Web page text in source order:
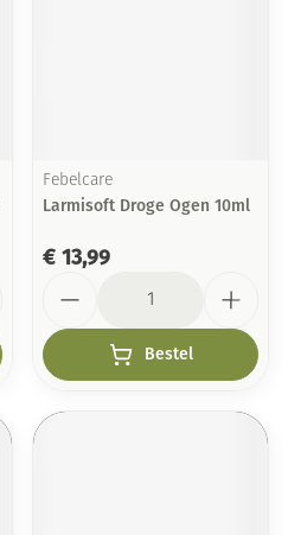
Febelcare
Larmisoft Droge Ogen 10ml
€ 13,99
Bestel